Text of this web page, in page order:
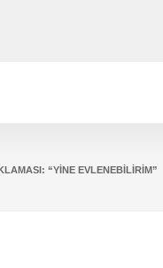
“YINE EVLENEBILIRIM”